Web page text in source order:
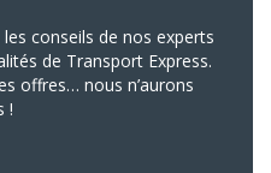
conseils de nos experts
de Transport Express.
offres… nous n’aurons
!